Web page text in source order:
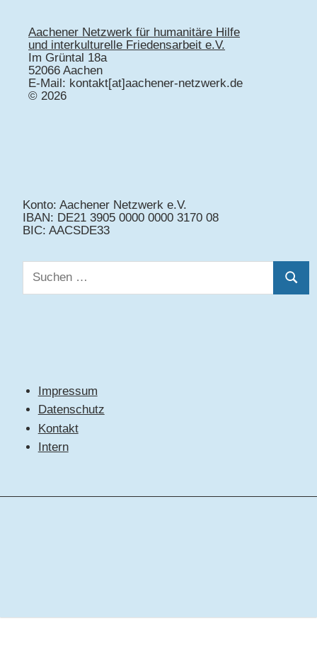
Aachener Netzwerk für humanitäre Hilfe
und interkulturelle Friedensarbeit e.V.
Im Grüntal 18a
52066 Aachen
E-Mail: kontakt[at]aachener-netzwerk.de
© 2026
Konto: Aachener Netzwerk e.V.
IBAN: DE21 3905 0000 0000 3170 08
BIC: AACSDE33
Suchen
nach:
Impressum
Datenschutz
Kontakt
Intern